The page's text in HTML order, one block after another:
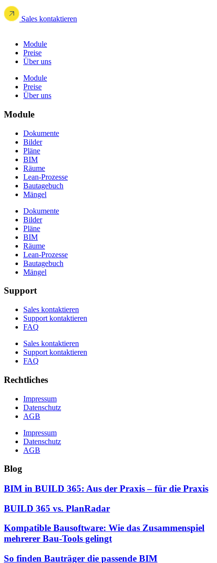
Sales kontaktieren
Module
Preise
Über uns
Module
Preise
Über uns
Module
Dokumente
Bilder
Pläne
BIM
Räume
Lean-Prozesse
Bautagebuch
Mängel
Dokumente
Bilder
Pläne
BIM
Räume
Lean-Prozesse
Bautagebuch
Mängel
Support
Sales kontaktieren
Support kontaktieren
FAQ
Sales kontaktieren
Support kontaktieren
FAQ
Rechtliches
Impressum
Datenschutz
AGB
Impressum
Datenschutz
AGB
Blog
BIM in BUILD 365: Aus der Praxis – für die Praxis
BUILD 365 vs. PlanRadar
Kompatible Bausoftware: Wie das Zusammenspiel
mehrerer Bau-Tools gelingt
So finden Bauträger die passende BIM